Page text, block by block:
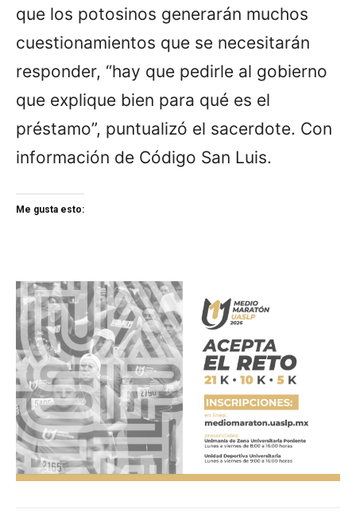
que los potosinos generarán muchos
cuestionamientos que se necesitarán
responder, “hay que pedirle al gobierno
que explique bien para qué es el
préstamo”, puntualizó el sacerdote. Con
información de Código San Luis.
Me gusta esto: